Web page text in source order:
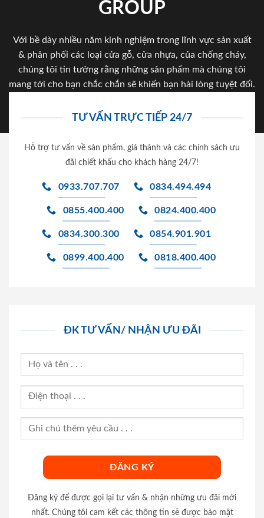
GROUP
Với bề dày nhiều năm kinh nghiệm trong lĩnh vực sản xuất
& phân phối các loại cửa gỗ, cửa nhựa, của chống cháy,
chúng tôi tin tưởng rằng những sản phẩm mà chúng tôi
mang tới cho bạn chắc chắn sẽ khiến bạn hài lòng tuyệt đối.
TƯ VẤN TRỰC TIẾP 24/7
Hỗ trợ tư vấn về sản phẩm, giá thành và các chính sách ưu
đãi chiết khấu cho khách hàng 24/7!
0933.707.707 0834.494.494
0855.400.400 0824.400.400
0834.300.300 0854.901.901
0899.400.400 0818.400.400
ĐK TƯ VẤN/ NHẬN ƯU ĐÃI
Đăng ký để được gọi lại tư vấn & nhận những ưu đãi mới
nhất. Chúng tôi cam kết các thông tin sẽ được bảo mật